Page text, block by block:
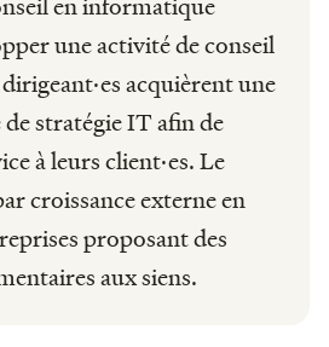
une activité de conseil
acquièrent une
stratégie IT afin de
à leurs client·es. Le
croissance externe en
proposant des
aux siens.